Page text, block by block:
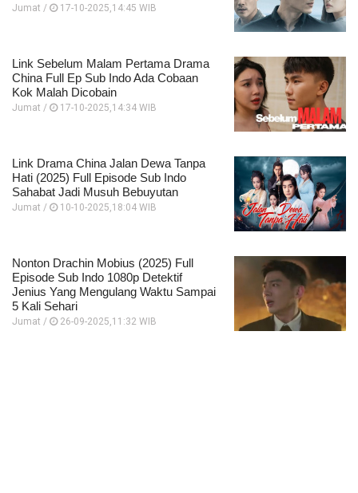
Jumat / 17-10-2025,14:45 WIB
Link Sebelum Malam Pertama Drama
China Full Ep Sub Indo Ada Cobaan
Kok Malah Dicobain
Jumat / 17-10-2025,14:34 WIB
Link Drama China Jalan Dewa Tanpa
Hati (2025) Full Episode Sub Indo
Sahabat Jadi Musuh Bebuyutan
Jumat / 10-10-2025,18:04 WIB
Nonton Drachin Mobius (2025) Full
Episode Sub Indo 1080p Detektif
Jenius Yang Mengulang Waktu Sampai
5 Kali Sehari
Jumat / 26-09-2025,11:32 WIB